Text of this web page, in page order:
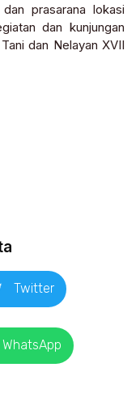
prasarana lokasi
dan kunjungan
dan Nelayan XVII
Twitter
WhatsApp